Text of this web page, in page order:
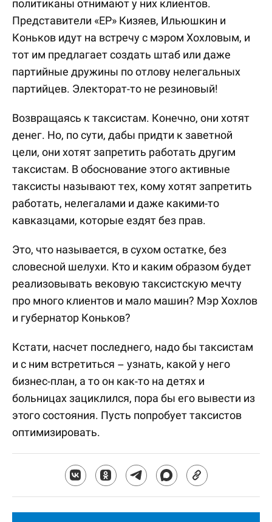
политиканы отнимают у них клиентов.
Представители «ЕР» Кизяев, Ильюшкин и
Коньков идут на встречу с мэром Хохловым, и
тот им предлагает создать штаб или даже
партийные дружины по отлову нелегальных
партийцев. Электорат-то не резиновый!
Возвращаясь к таксистам. Конечно, они хотят
денег. Но, по сути, дабы придти к заветной
цели, они хотят запретить работать другим
таксистам. В обоснование этого активные
таксисты называют тех, кому хотят запретить
работать, нелегалами и даже какими-то
кавказцами, которые ездят без прав.
Это, что называется, в сухом остатке, без
словесной шелухи. Кто и каким образом будет
реализовывать вековую таксистскую мечту
про много клиентов и мало машин? Мэр Хохлов
и губернатор Коньков?
Кстати, насчет последнего, надо бы таксистам
и с ним встретиться – узнать, какой у него
бизнес-план, а то он как-то на детях и
больницах зациклился, пора бы его вывести из
этого состояния. Пусть попробует таксистов
оптимизировать.